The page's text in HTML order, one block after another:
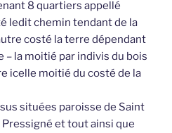
8 quartiers appellé
ledit chemin tendant de la
costé la terre dépendant
– la moitié par indivis du bois
icelle moitié du costé de la
situées paroisse de Saint
et tout ainsi que